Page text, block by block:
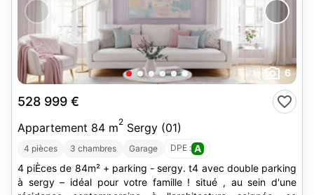
6
528 999 €
Appartement 84 m2 Sergy (01)
4 pièces 3 chambres Garage DPE : A
4 piÈces de 84m² + parking - sergy. t4 avec double parking
à sergy – idéal pour votre famille ! situé , au sein d'une